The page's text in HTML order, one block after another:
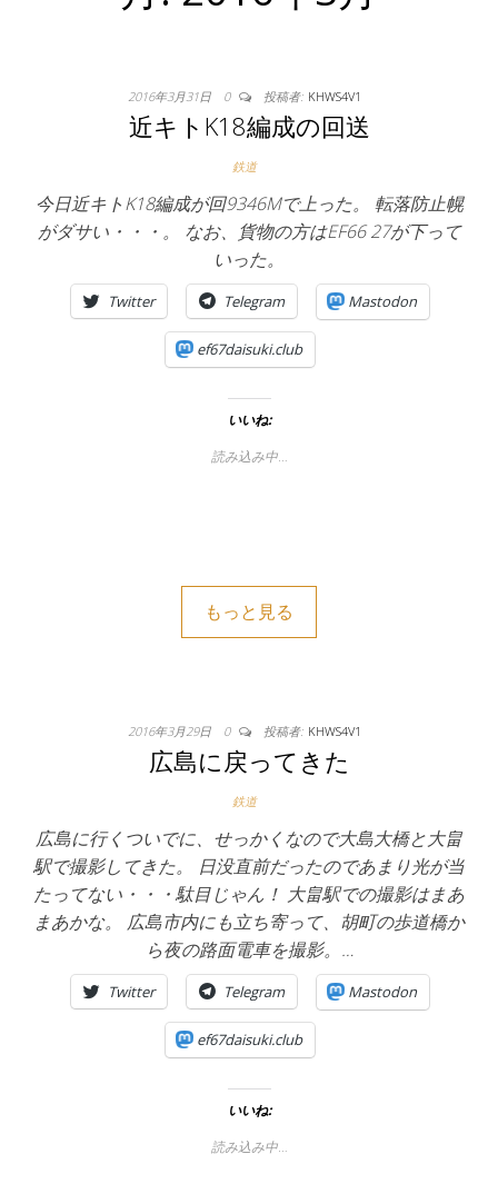
2016年3月31日 0 投稿者: KHWS4V1
近キトK18編成の回送
鉄道
今日近キトK18編成が回9346Mで上った。 転落防止幌
がダサい・・・。 なお、貨物の方はEF66 27が下って
いった。
Twitter Telegram Mastodon
ef67daisuki.club
いいね:
読み込み中…
もっと見る
2016年3月29日 0 投稿者: KHWS4V1
広島に戻ってきた
鉄道
広島に行くついでに、せっかくなので大島大橋と大畠
駅で撮影してきた。 日没直前だったのであまり光が当
たってない・・・駄目じゃん！ 大畠駅での撮影はまあ
まあかな。 広島市内にも立ち寄って、胡町の歩道橋か
ら夜の路面電車を撮影。…
Twitter Telegram Mastodon
ef67daisuki.club
いいね:
読み込み中…